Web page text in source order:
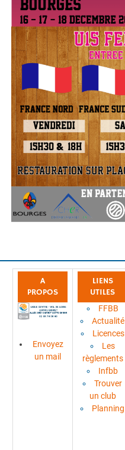
A
PROPOS
Envoyez
un mail
LIENS
UTILES
FFBB
Actualité
Licences
Les
règlements
Infbb
Trouver
un club
Planning